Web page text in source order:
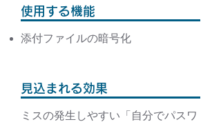
使用する機能
添付ファイルの暗号化
見込まれる効果
ミスの発生しやすい「自分でパスワ